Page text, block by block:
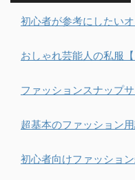
初心者が参考にしたい
おしゃれ芸能人の私服【
ファッションスナップ
超基本のファッション
初心者向けファッショ